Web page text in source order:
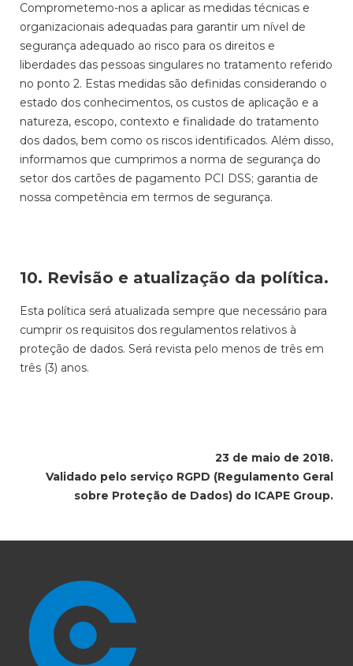
Comprometemo-nos a aplicar as medidas técnicas e
organizacionais adequadas para garantir um nível de
segurança adequado ao risco para os direitos e
liberdades das pessoas singulares no tratamento referido
no ponto 2. Estas medidas são definidas considerando o
estado dos conhecimentos, os custos de aplicação e a
natureza, escopo, contexto e finalidade do tratamento
dos dados, bem como os riscos identificados. Além disso,
informamos que cumprimos a norma de segurança do
setor dos cartões de pagamento PCI DSS; garantia de
nossa competência em termos de segurança.
10. Revisão e atualização da política.
Esta política será atualizada sempre que necessário para
cumprir os requisitos dos regulamentos relativos à
proteção de dados. Será revista pelo menos de três em
três (3) anos.
23 de maio de 2018.
Validado pelo serviço RGPD (Regulamento Geral
sobre Proteção de Dados) do ICAPE Group.